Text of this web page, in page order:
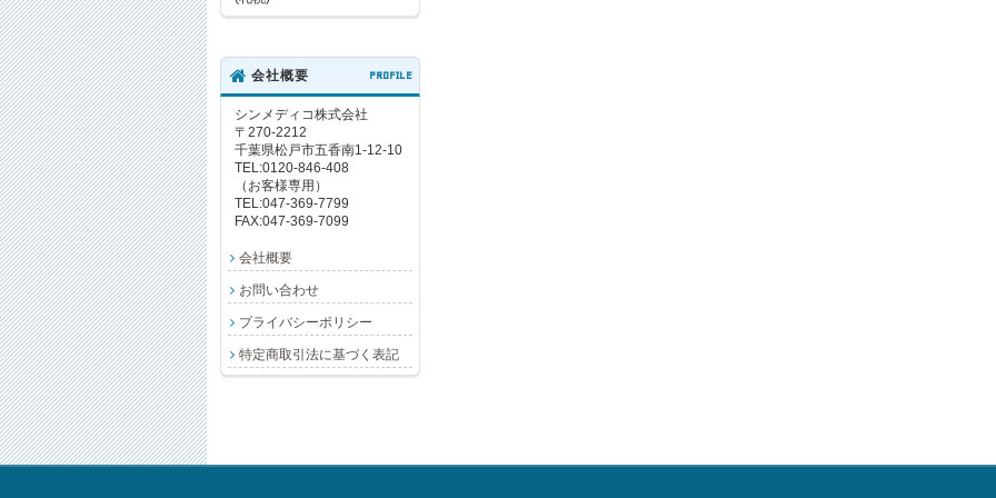
会社概要 PROFILE
シンメディコ株式会社
〒270-2212
千葉県松戸市五香南1-12-10
TEL:0120-846-408
（お客様専用）
TEL:047-369-7799
FAX:047-369-7099
会社概要
お問い合わせ
プライバシーポリシー
特定商取引法に基づく表記